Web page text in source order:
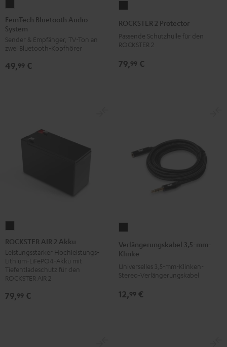
Bluetooth
Audio
System
Schwarz
FeinTech Bluetooth Audio
System
Sender & Empfänger, TV-Ton an
zwei Bluetooth-Kopfhörer
49,99 €
Schwarz
ROCKSTER 2 Protector
Passende Schutzhülle für den
ROCKSTER 2
79,99 €
AIR
2
Akku
Schwarz
ROCKSTER AIR 2 Akku
Leistungsstarker Hochleistungs-
Lithium-LiFePO4-Akku mit
Tiefentladeschutz für den
ROCKSTER AIR 2
79,99 €
3,5-
mm-
Klinke
Schwarz
Verlängerungskabel 3,5-mm-
Klinke
Universelles 3,5-mm-Klinken-
Stereo-Verlängerungskabel
12,99 €